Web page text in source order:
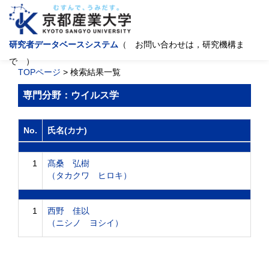
研究者データベースシステム （ お問い合わせは，研究機構ま
で ）
TOPページ > 検索結果一覧
専門分野：ウイルス学
No. 氏名(カナ)
1
髙桑 弘樹
（タカクワ ヒロキ）
1
西野 佳以
（ニシノ ヨシイ）